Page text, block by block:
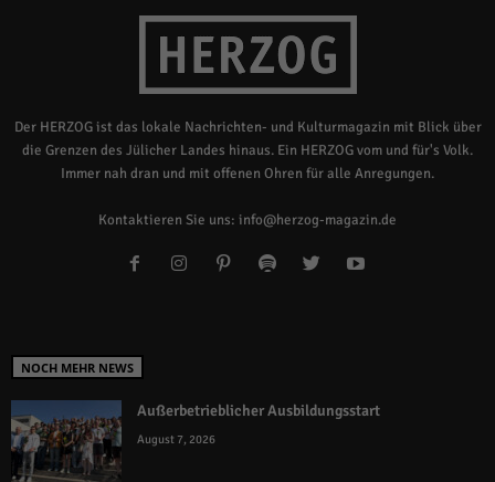
Der HERZOG ist das lokale Nachrichten- und Kulturmagazin mit Blick über
die Grenzen des Jülicher Landes hinaus. Ein HERZOG vom und für's Volk.
Immer nah dran und mit offenen Ohren für alle Anregungen.
Kontaktieren Sie uns: info@herzog-magazin.de
NOCH MEHR NEWS
Außerbetrieblicher Ausbildungsstart
August 7, 2026